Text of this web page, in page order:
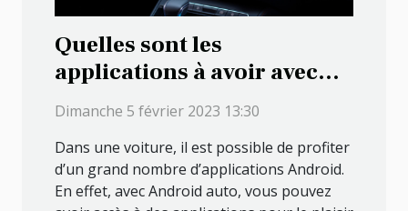
Quelles sont les
applications à avoir avec
Android Auto ?
Dimanche 5 février 2023 13:30
Dans une voiture, il est possible de profiter
d’un grand nombre d’applications Android.
En effet, avec Android auto, vous pouvez